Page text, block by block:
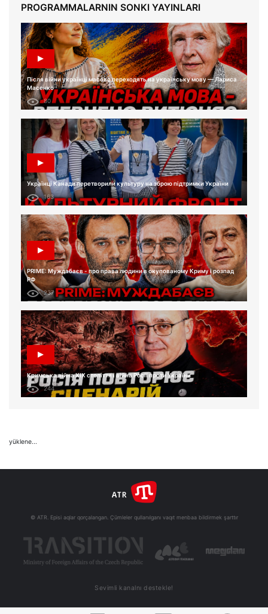
PROGRAMMALARNIN SONKI YAYINLARI
Після війни українці масово переходять на українську мову — Лариса
Масенко
80
Українці Канади перетворили культуру на зброю підтримки України
163
PRIME: Муждабаєв - про права людини в окупованому Криму і розпад
РФ
237
Кримська війна XIX століття і війна Росії проти України
244
yüklene...
© ATR. Episi aqlar qorçalangan. Çümleler qullanılganı vaqıt menbaa bildirmek şarttır
Sevimli kanalnı destekle!